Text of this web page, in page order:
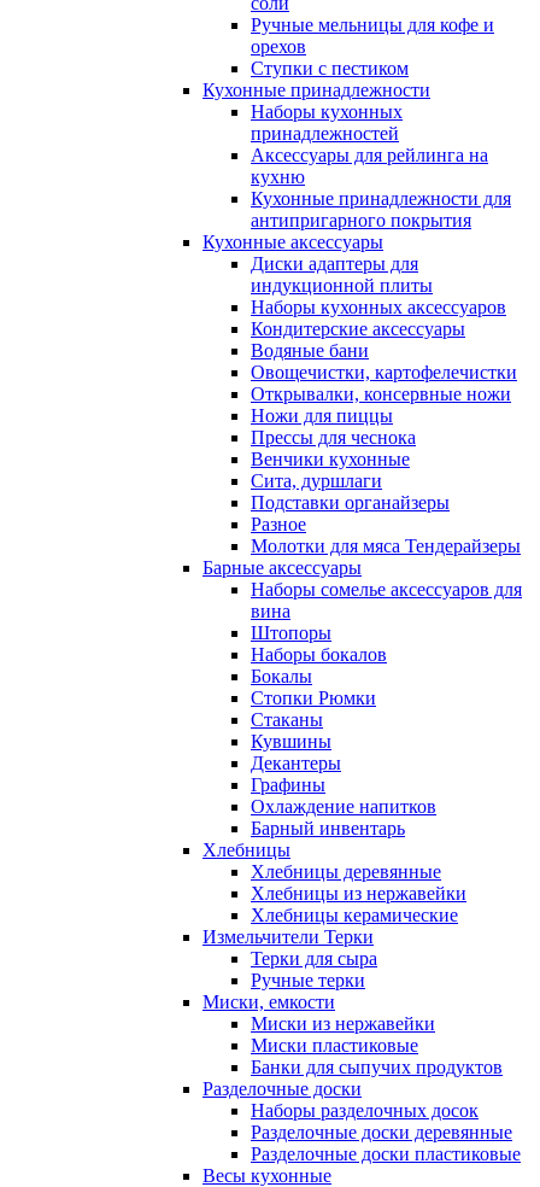
Ручные мельницы для кофе и
орехов
Ступки с пестиком
Кухонные принадлежности
Наборы кухонных
принадлежностей
Аксессуары для рейлинга на
кухню
Кухонные принадлежности для
антипригарного покрытия
Кухонные аксессуары
Диски адаптеры для
индукционной плиты
Наборы кухонных аксессуаров
Кондитерские аксессуары
Водяные бани
Овощечистки, картофелечистки
Открывалки, консервные ножи
Ножи для пиццы
Прессы для чеснока
Венчики кухонные
Сита, дуршлаги
Подставки органайзеры
Разное
Молотки для мяса Тендерайзеры
Барные аксессуары
Наборы сомелье аксессуаров для
вина
Штопоры
Наборы бокалов
Бокалы
Стопки Рюмки
Стаканы
Кувшины
Декантеры
Графины
Охлаждение напитков
Барный инвентарь
Хлебницы
Хлебницы деревянные
Хлебницы из нержавейки
Хлебницы керамические
Измельчители Терки
Терки для сыра
Ручные терки
Миски, емкости
Миски из нержавейки
Миски пластиковые
Банки для сыпучих продуктов
Разделочные доски
Наборы разделочных досок
Разделочные доски деревянные
Разделочные доски пластиковые
Весы кухонные